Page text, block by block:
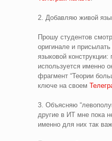
2. Добавляю живой
Прошу студентов
оригинале и
языковой
используется именно
фрагмент “Теории
ключе на своем
3. Объясняю
другие в ИТ мне пока
именно для них так